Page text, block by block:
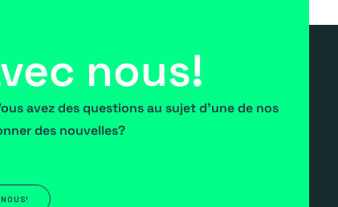
nous!
avez des questions au sujet d'une de nos
des nouvelles?